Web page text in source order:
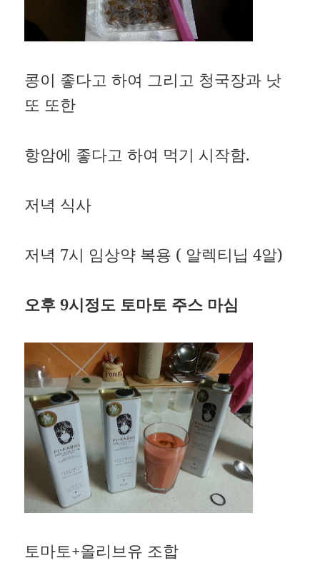
콩이 좋다고 하여 그리고 청국장과 낫
또 또한
항암에 좋다고 하여 먹기 시작함.
저녁 식사
저녁 7시 임상약 복용 ( 알렉티닙 4알)
오후 9시정도 토마토 주스 마심
토마토+올리브유 조합